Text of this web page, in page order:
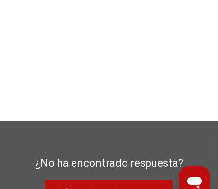
¿No ha encontrado respuesta?